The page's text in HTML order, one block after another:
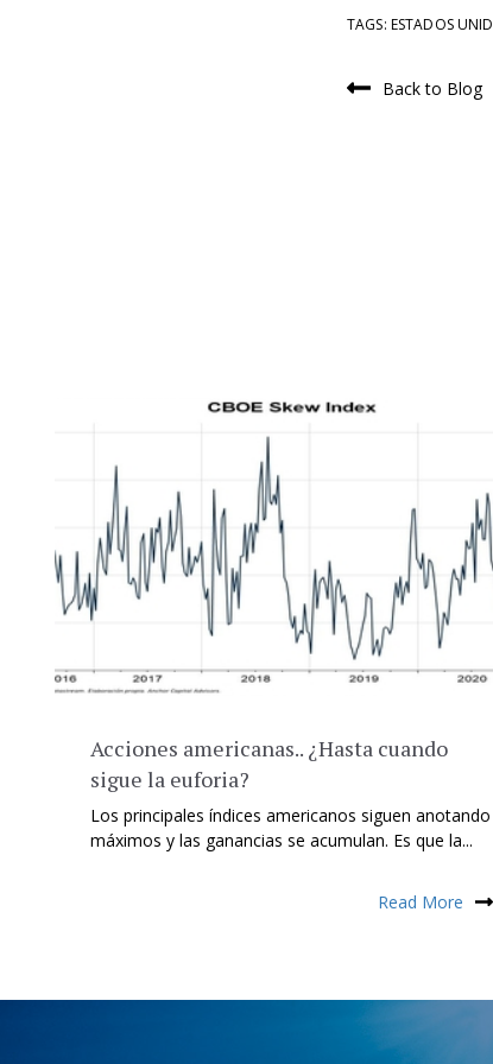
TAGS: ESTADOS
Back to Blog
Acciones americanas.. ¿Hasta cuando
sigue la euforia?
Los principales índices americanos siguen anotando
máximos y las ganancias se acumulan. Es que la...
Read More